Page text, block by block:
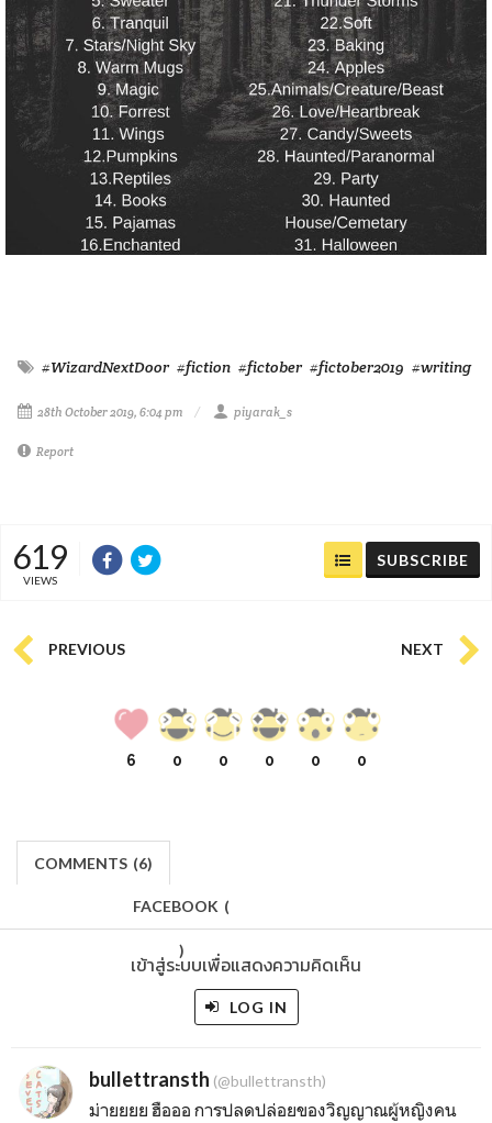
#WizardNextDoor #fiction #fictober #fictober2019 #writing
28th October 2019, 6:04 pm piyarak_s
Report
619
VIEWS
SUBSCRIBE
PREVIOUS NEXT
6 0 0 0 0 0
COMMENTS (6)
FACEBOOK (
)
เข้าสู่ระบบเพื่อแสดงความคิดเห็น
LOG IN
bullettransth (@bullettransth)
ม่ายยยย ฮือออ การปลดปล่อยของวิญญาณผู้หญิงคน